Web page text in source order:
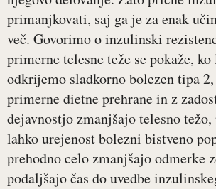
primanjkovati, saj ga je za enak
več. Govorimo o inzulinski
primerne telesne teže se pokaže,
odkrijemo sladkorno bolezen tipa
primerne dietne prehrane in z
dejavnostjo zmanjšajo telesno težo,
lahko urejenost bolezni bistveno
prehodno celo zmanjšajo odmerke
podaljšajo čas do uvedbe